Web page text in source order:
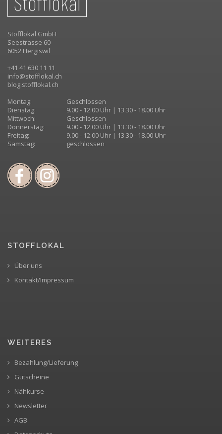
Stofflokal GmbH
Seestrasse 60
6052 Hergiswil
+41 41 630 11 11
info@stofflokal.ch
blog.stofflokal.ch
Montag:
Geschlossen
Dienstag:
9.00 - 12.00 Uhr | 13.30 - 18.00 Uhr
Mittwoch:
Geschlossen
Donnerstag:
9.00 - 12.00 Uhr | 13.30 - 18.00 Uhr
Freitag:
9.00 - 12.00 Uhr | 13.30 - 18.00 Uhr
Samstag:
geschlossen
STOFFLOKAL
Über uns
Kontakt/Impressum
WEITERES
Bezahlung/Lieferung
Gutscheine
Nähkurse
Newsletter
AGB